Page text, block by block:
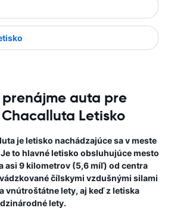
auta pre
Letisko
je letisko nachádzajúce sa v meste
to hlavné letisko obsluhujúce mesto
asi 9 kilometrov (5,6 míľ) od centra
čílskymi vzdušnými silami
vnútroštátne lety, aj keď z letiska
lety.